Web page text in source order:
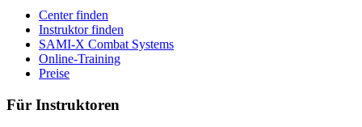
Center finden
Instruktor finden
SAMI-X Combat Systems
Online-Training
Preise
Für Instruktoren